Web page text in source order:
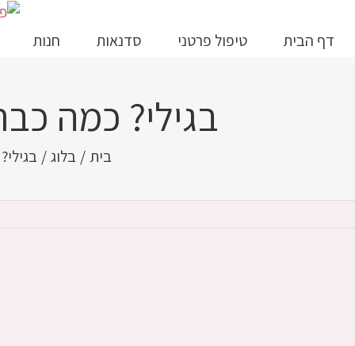
דף הבית טיפול פרטני סדנאות חנות
בגילי? כמה
בית / בלוג /